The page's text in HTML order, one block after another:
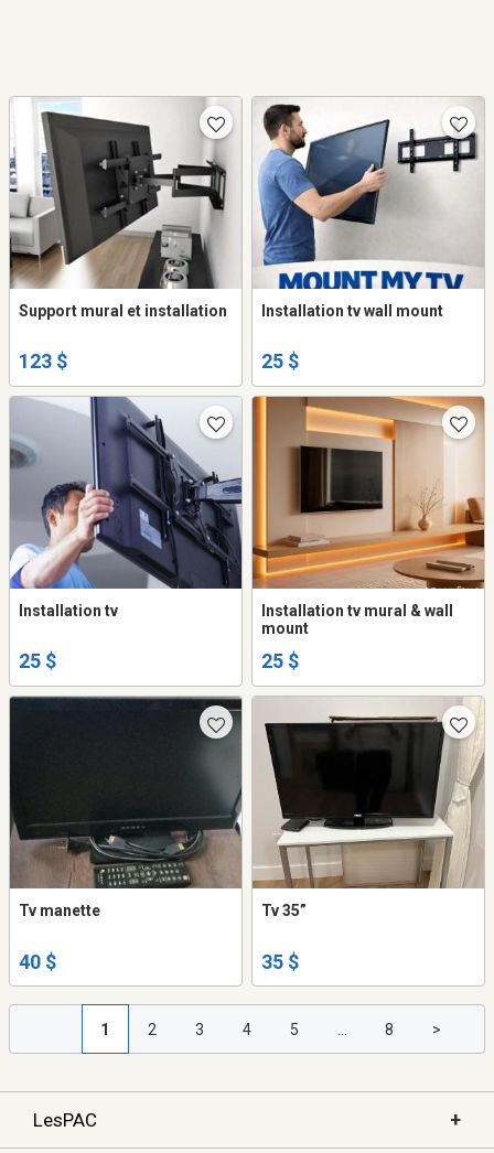
Support mural et installation
123 $
Installation tv wall mount
25 $
Installation tv
25 $
Installation tv mural & wall
mount
25 $
Tv manette
40 $
Tv 35”
35 $
1 2 3 4 5 8 >
LesPAC +